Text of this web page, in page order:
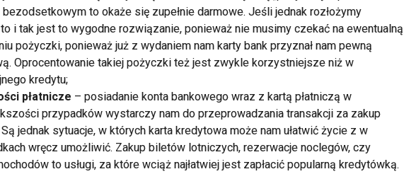
to okaże się zupełnie darmowe. Jeśli jednak rozłożymy
to i tak jest to wygodne rozwiązanie, ponieważ nie musimy czekać na ewentualną
pożyczki, ponieważ już z wydaniem nam karty bank przyznał nam pewną
Oprocentowanie takiej pożyczki też jest zwykle korzystniejsze niż w
kredytu;
płatnicze – posiadanie konta bankowego wraz z kartą płatniczą w
przypadków wystarczy nam do przeprowadzania transakcji za zakup
jednak sytuacje, w których karta kredytowa może nam ułatwić życie z w
wręcz umożliwić. Zakup biletów lotniczych, rezerwacje noclegów, czy
to usługi, za które wciąż najłatwiej jest zapłacić popularną kredytówką.